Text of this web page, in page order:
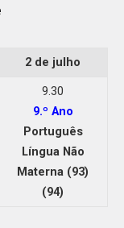
2 de julho
9.30
9.º Ano
Português
Língua Não
Materna (93)
(94)